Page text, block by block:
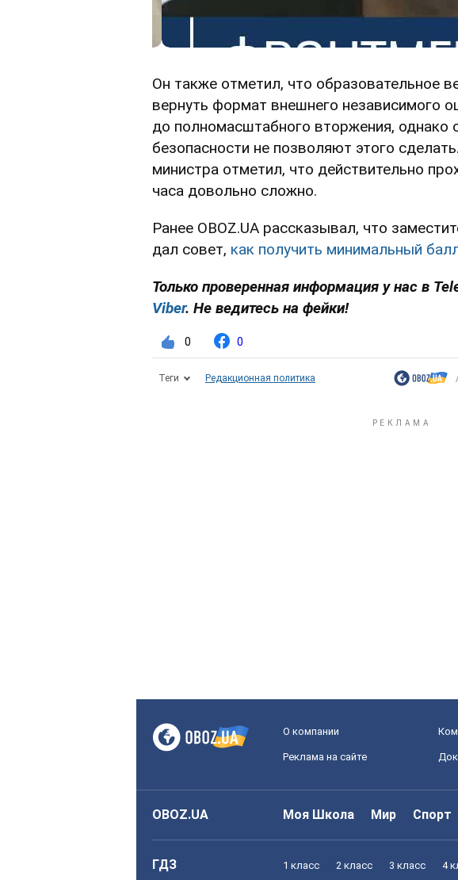
Он также отметил, что образовательное
вернуть формат внешнего независимого
до полномасштабного вторжения, однако
безопасности не позволяют этого
министра отметил, что действительно
часа довольно сложно.
Ранее OBOZ.UA рассказывал, что
дал совет, как получить минимальный
Только проверенная информация у нас в
Viber. Не ведитесь на фейки!
0 0
Теги Редакционная политика
О компании
Реклама на сайте
OBOZ.UA Моя Школа Мир Спорт
ГДЗ 1 класс 2 класс 3 класс 4